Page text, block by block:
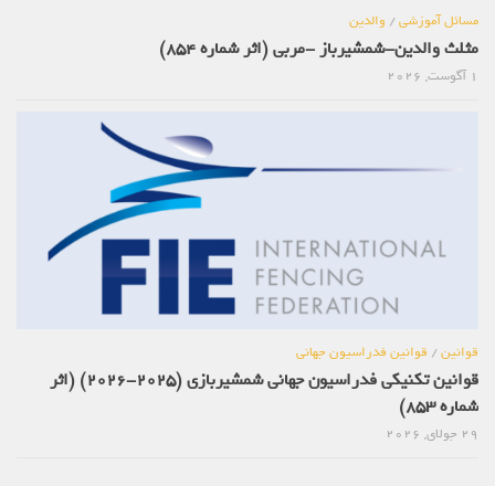
مسائل آموزشی/ والدین
مثلث والدین-شمشیرباز -مربی (اثر شماره 854)
1 آگوست, 2026
قوانین/ قوانین فدراسیون جهانی
قوانین تکنیکی فدراسیون جهانی شمشیربازی (2025-2026) (اثر
شماره 853)
29 جولای, 2026